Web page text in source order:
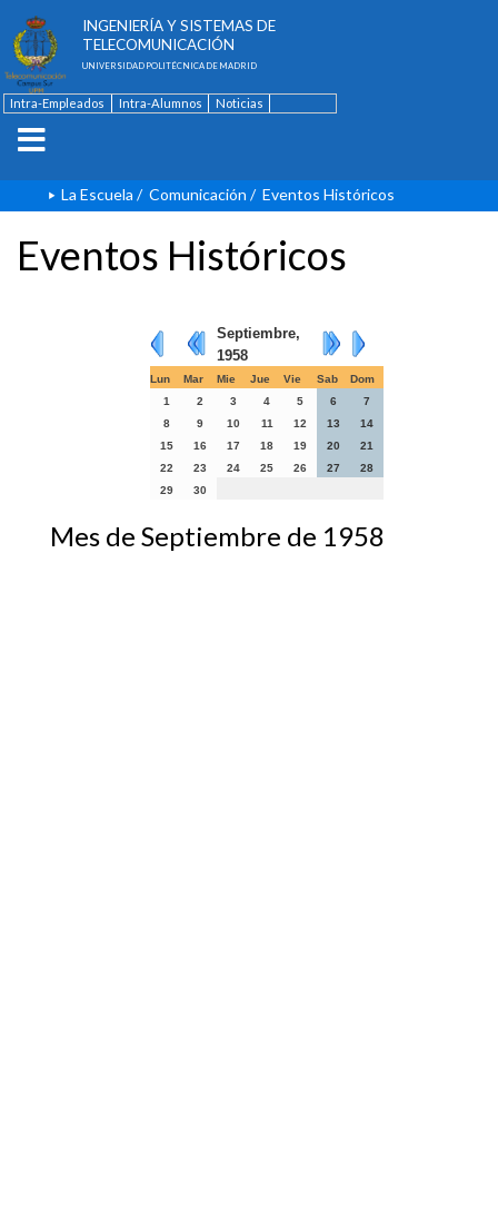
INGENIERÍA Y SISTEMAS DE
TELECOMUNICACIÓN
UNIVERSIDAD POLITÉCNICA DE MADRID
Intra-Empleados Intra-Alumnos
Noticias
La Escuela / Comunicación / Eventos Históricos
Eventos Históricos
Septiembre,
1958
Lun Mar Mie Jue Vie Sab
Dom
1
2 3 4 5 6
7
8
9 10 11 12 13
14
15
16 17 18 19 20
21
22
23 24 25 26 27
28
29
30
Mes de Septiembre de 1958